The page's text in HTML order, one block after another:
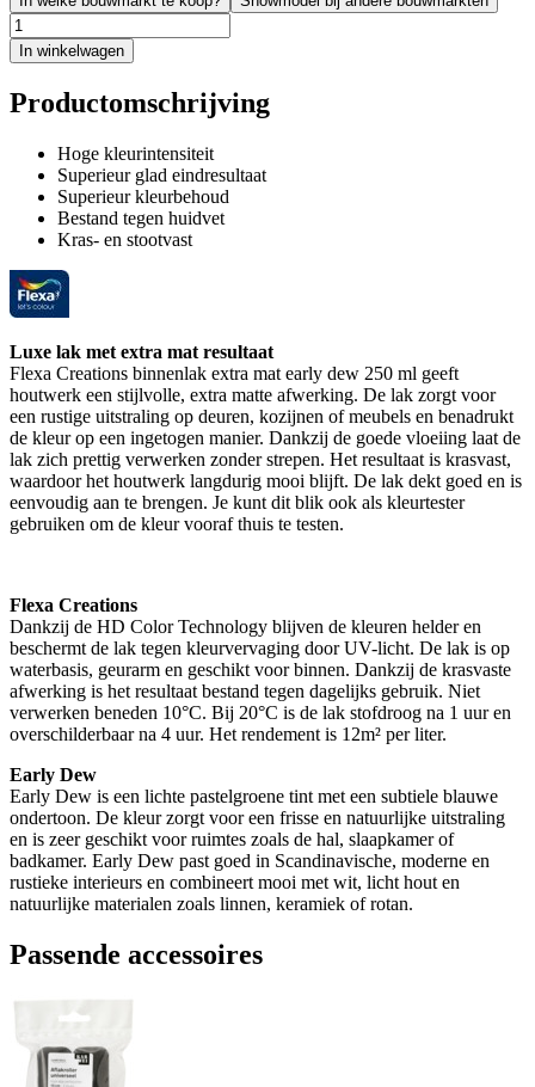
In winkelwagen
Productomschrijving
Hoge kleurintensiteit
Superieur glad eindresultaat
Superieur kleurbehoud
Bestand tegen huidvet
Kras- en stootvast
Luxe lak met extra mat resultaat
Flexa Creations binnenlak extra mat early dew 250 ml geeft
houtwerk een stijlvolle, extra matte afwerking. De lak zorgt voor
een rustige uitstraling op deuren, kozijnen of meubels en benadrukt
de kleur op een ingetogen manier. Dankzij de goede vloeiing laat de
lak zich prettig verwerken zonder strepen. Het resultaat is krasvast,
waardoor het houtwerk langdurig mooi blijft. De lak dekt goed en is
eenvoudig aan te brengen. Je kunt dit blik ook als kleurtester
gebruiken om de kleur vooraf thuis te testen.
Flexa Creations
Dankzij de HD Color Technology blijven de kleuren helder en
beschermt de lak tegen kleurvervaging door UV-licht. De lak is op
waterbasis, geurarm en geschikt voor binnen. Dankzij de krasvaste
afwerking is het resultaat bestand tegen dagelijks gebruik. Niet
verwerken beneden 10°C. Bij 20°C is de lak stofdroog na 1 uur en
overschilderbaar na 4 uur. Het rendement is 12m² per liter.
Early Dew
Early Dew is een lichte pastelgroene tint met een subtiele blauwe
ondertoon. De kleur zorgt voor een frisse en natuurlijke uitstraling
en is zeer geschikt voor ruimtes zoals de hal, slaapkamer of
badkamer. Early Dew past goed in Scandinavische, moderne en
rustieke interieurs en combineert mooi met wit, licht hout en
natuurlijke materialen zoals linnen, keramiek of rotan.
Passende accessoires